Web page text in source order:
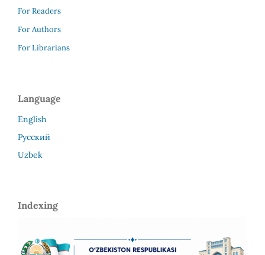
For Readers
For Authors
For Librarians
Language
English
Русский
Uzbek
Indexing